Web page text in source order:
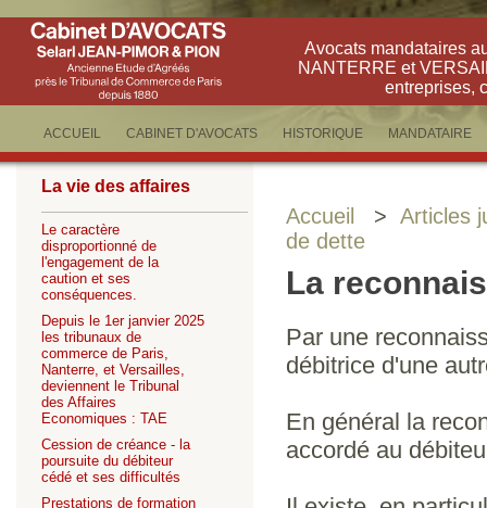
Avocats mandataires
NANTERRE et
entreprises,
ACCUEIL CABINET D'AVOCATS HISTORIQUE MANDATAIRE
La vie des affaires
Le caractère
disproportionné de
l'engagement de la
caution et ses
conséquences.
Depuis le 1er janvier 2025
les tribunaux de
commerce de Paris,
Nanterre, et Versailles,
deviennent le Tribunal
des Affaires
Economiques : TAE
Cession de créance - la
poursuite du débiteur
cédé et ses difficultés
Prestations de formation
Accueil > Articles
de dette
La
Par une
débitrice d'une
En général la
accordé au